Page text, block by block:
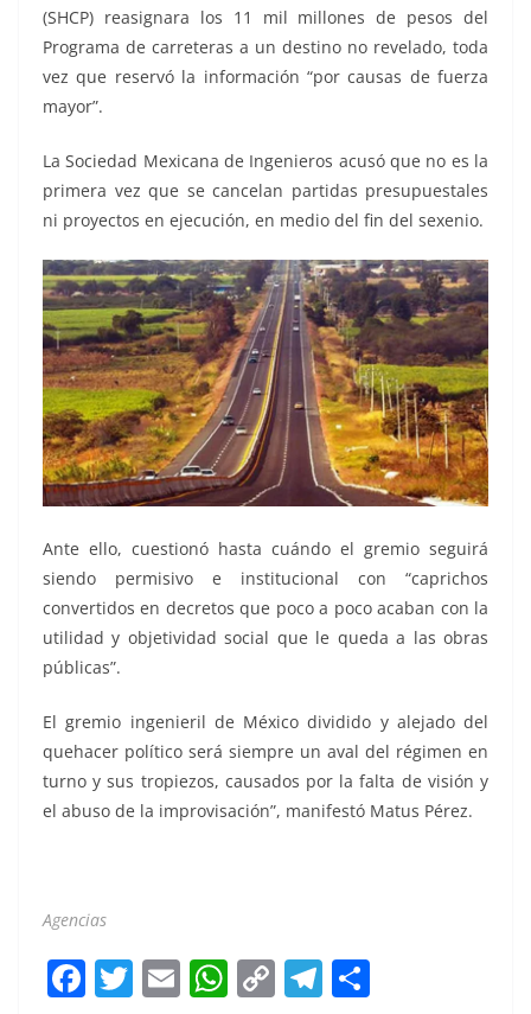
(SHCP) reasignara los 11 mil millones de pesos del
Programa de carreteras a un destino no revelado, toda
vez que reservó la información “por causas de fuerza
mayor”.
La Sociedad Mexicana de Ingenieros acusó que no es la
primera vez que se cancelan partidas presupuestales
ni proyectos en ejecución, en medio del fin del sexenio.
Ante ello, cuestionó hasta cuándo el gremio seguirá
siendo permisivo e institucional con “caprichos
convertidos en decretos que poco a poco acaban con la
utilidad y objetividad social que le queda a las obras
públicas”.
El gremio ingenieril de México dividido y alejado del
quehacer político será siempre un aval del régimen en
turno y sus tropiezos, causados por la falta de visión y
el abuso de la improvisación”, manifestó Matus Pérez.
Agencias
F T E W C T